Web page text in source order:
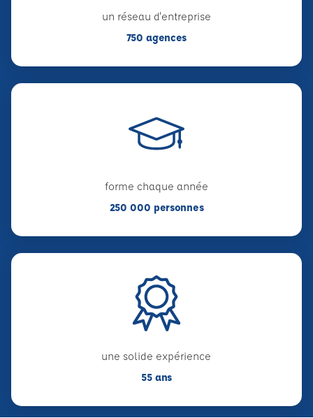
un réseau d'entreprise
750 agences
forme chaque année
250 000 personnes
une solide expérience
55 ans